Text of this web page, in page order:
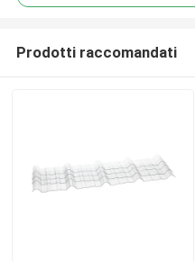
Prodotti raccomandati